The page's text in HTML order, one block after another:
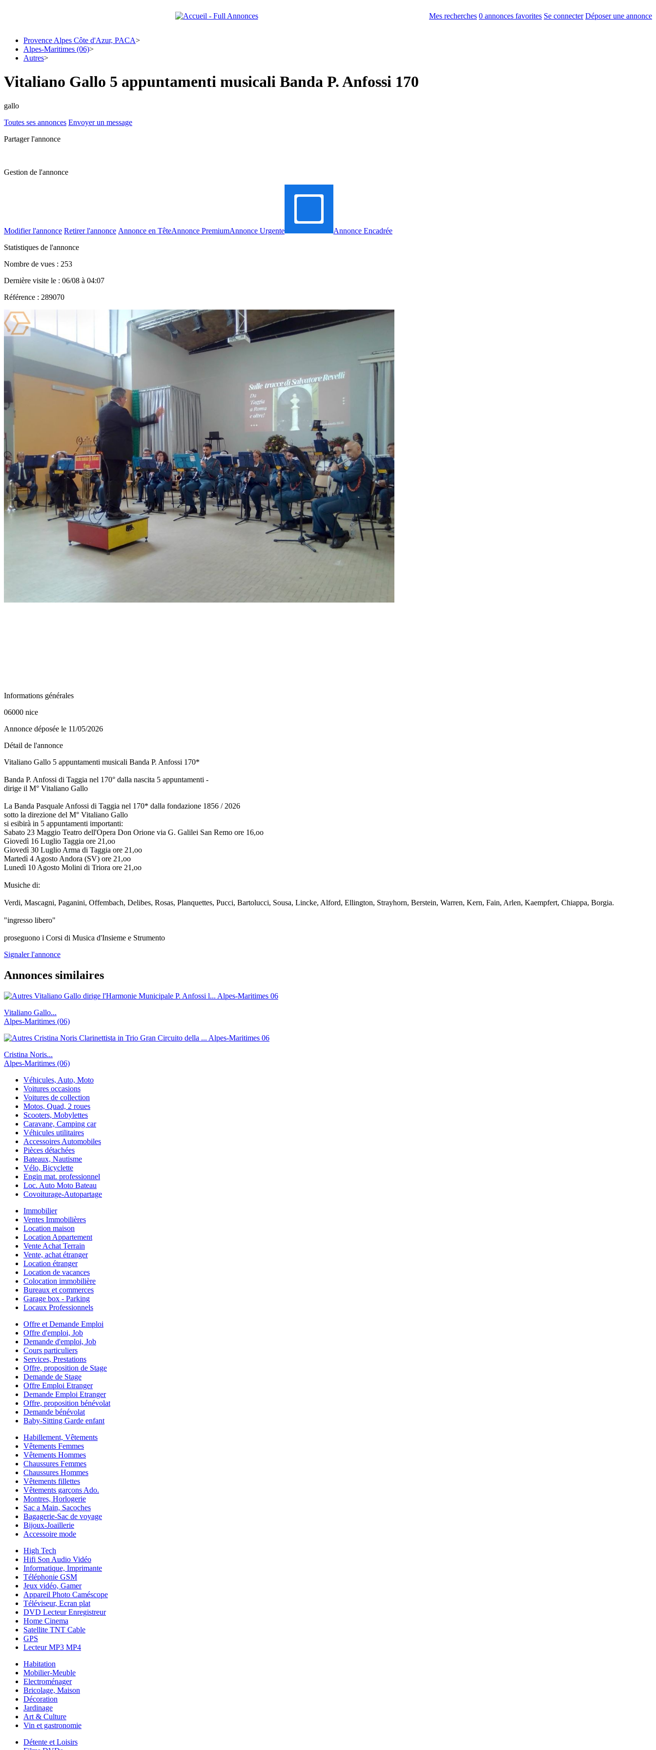
Mes recherches 0 annonces favorites Se connecter Déposer une annonce
Provence Alpes Côte d'Azur, PACA>
Alpes-Maritimes (06)>
Autres>
Vitaliano Gallo 5 appuntamenti musicali Banda P. Anfossi 170
gallo
Toutes ses annonces Envoyer un message
Partager l'annonce
Gestion de l'annonce
Modifier l'annonce Retirer l'annonce Annonce en TêteAnnonce PremiumAnnonce Urgente
Annonce Encadrée
Statistiques de l'annonce
Nombre de vues : 253
Dernière visite le : 06/08 à 04:07
Référence : 289070
Informations générales
06000 nice
Annonce déposée le 11/05/2026
Détail de l'annonce
Vitaliano Gallo 5 appuntamenti musicali Banda P. Anfossi 170*
Banda P. Anfossi di Taggia nel 170° dalla nascita 5 appuntamenti -
dirige il M° Vitaliano Gallo
La Banda Pasquale Anfossi di Taggia nel 170* dalla fondazione 1856 / 2026
sotto la direzione del M° Vitaliano Gallo
si esibirà in 5 appuntamenti importanti:
Sabato 23 Maggio Teatro dell'Opera Don Orione via G. Galilei San Remo ore 16,oo
Giovedì 16 Luglio Taggia ore 21,oo
Giovedì 30 Luglio Arma di Taggia ore 21,oo
Martedì 4 Agosto Andora (SV) ore 21,oo
Lunedì 10 Agosto Molini di Triora ore 21,oo
Musiche di:
Verdi, Mascagni, Paganini, Offembach, Delibes, Rosas, Planquettes, Pucci, Bartolucci, Sousa, Lincke, Alford, Ellington, Strayhorn, Berstein, Warren, Kern, Fain, Arlen, Kaempfert, Chiappa, Borgia.
"ingresso libero"
proseguono i Corsi di Musica d'Insieme e Strumento
Signaler l'annonce
Annonces similaires
Vitaliano Gallo...
Alpes-Maritimes (06)
Cristina Noris...
Alpes-Maritimes (06)
Véhicules, Auto, Moto
Voitures occasions
Voitures de collection
Motos, Quad, 2 roues
Scooters, Mobylettes
Caravane, Camping car
Véhicules utilitaires
Accessoires Automobiles
Pièces détachées
Bateaux, Nautisme
Vélo, Bicyclette
Engin mat. professionnel
Loc. Auto Moto Bateau
Covoiturage-Autopartage
Immobilier
Ventes Immobilières
Location maison
Location Appartement
Vente Achat Terrain
Vente, achat étranger
Location étranger
Location de vacances
Colocation immobilière
Bureaux et commerces
Garage box - Parking
Locaux Professionnels
Offre et Demande Emploi
Offre d'emploi, Job
Demande d'emploi, Job
Cours particuliers
Services, Prestations
Offre, proposition de Stage
Demande de Stage
Offre Emploi Etranger
Demande Emploi Etranger
Offre, proposition bénévolat
Demande bénévolat
Baby-Sitting Garde enfant
Habillement, Vêtements
Vêtements Femmes
Vêtements Hommes
Chaussures Femmes
Chaussures Hommes
Vêtements fillettes
Vêtements garçons Ado.
Montres, Horlogerie
Sac a Main, Sacoches
Bagagerie-Sac de voyage
Bijoux-Joaillerie
Accessoire mode
High Tech
Hifi Son Audio Vidéo
Informatique, Imprimante
Téléphonie GSM
Jeux vidéo, Gamer
Appareil Photo Caméscope
Téléviseur, Ecran plat
DVD Lecteur Enregistreur
Home Cinema
Satellite TNT Cable
GPS
Lecteur MP3 MP4
Habitation
Mobilier-Meuble
Electroménager
Bricolage, Maison
Décoration
Jardinage
Art & Culture
Vin et gastronomie
Détente et Loisirs